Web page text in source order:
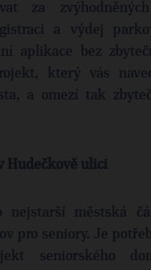
za
a výdej
aplikace bez
který vás
a omezí tak
Hudečkově ulici
nejstarší městská
pro seniory. Je
seniorského